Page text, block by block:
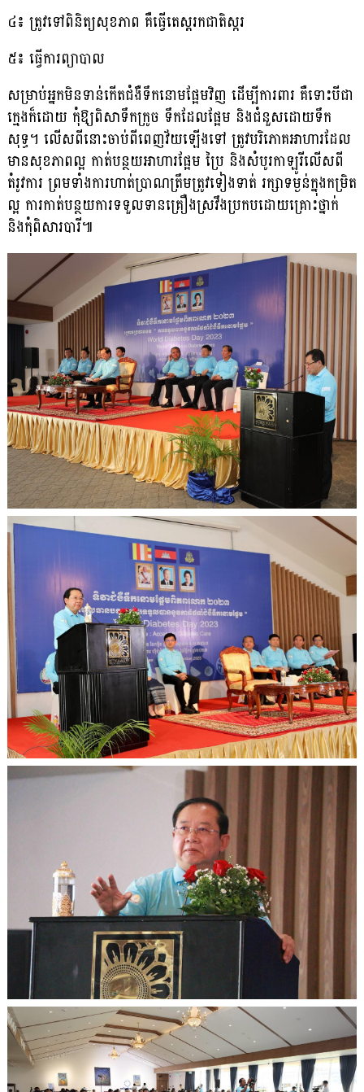
៤៖ ត្រូវទៅពិនិត្យសុខភាព គឺធ្វើតេស្ដរកជាតិស្ករ
៥៖ ធ្វើការព្យាបាល
សម្រាប់អ្នកមិនទាន់កើតជំងឺទឹកនោមផ្អែមវិញ ដើម្បីការពារ គឺទោះបីជា
ក្មេងក៏ដោយ កុំឱ្យពិសាទឹកក្រូច ទឹកដែលផ្អែម និងជំនួសដោយទឹក
សុទ្ធ។ លើសពីនោះចាប់ពីពេញវ័យឡើងទៅ ត្រូវបរិភោគអាហារដែល
មានសុខភាពល្អ កាត់បន្ថយអាហារផ្អែម ប្រៃ និងសំបូរកាឡូរីលើសពី
តំរូវការ ព្រមទាំងការហាត់ប្រាណត្រឹមត្រូវទៀងទាត់ រក្សាទម្ងន់ក្នុងកម្រិត
ល្អ ការកាត់បន្ថយការទទួលទានគ្រឿងស្រវឹងប្រកបដោយគ្រោះថ្នាក់
និងកុំពិសារបារី៕